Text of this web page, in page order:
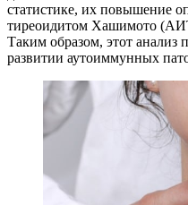
статистике, их повышение
тиреоидитом Хашимото
Таким образом, этот анализ
развитии аутоиммунных